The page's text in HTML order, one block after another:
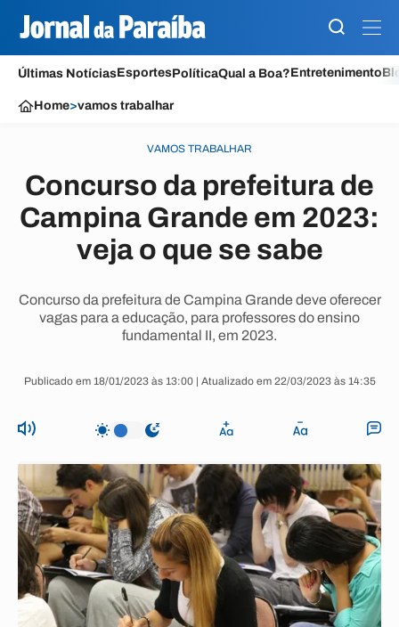
Últimas NotíciasEsportesPolíticaQual a Boa?Entretenimento
Home>vamos trabalhar
VAMOS TRABALHAR
Concurso da prefeitura de
Campina Grande em 2023:
veja o que se sabe
Concurso da prefeitura de Campina Grande deve oferecer
vagas para a educação, para professores do ensino
fundamental II, em 2023.
Publicado em 18/01/2023 às 13:00 | Atualizado em 22/03/2023 às 14:35